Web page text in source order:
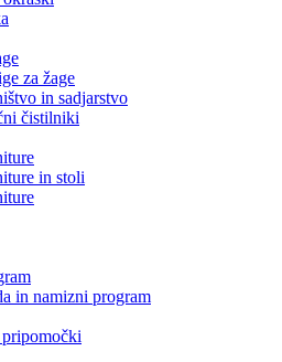
za žage
in sadjarstvo
čistilniki
in stoli
in namizni program